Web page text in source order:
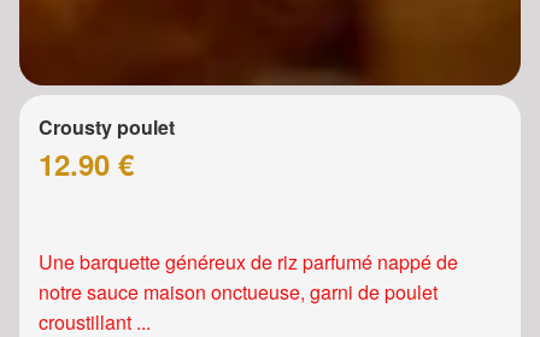
Crousty poulet
12.90 €
Une barquette généreux de riz parfumé nappé de
notre sauce maison onctueuse, garni de poulet
croustillant ...